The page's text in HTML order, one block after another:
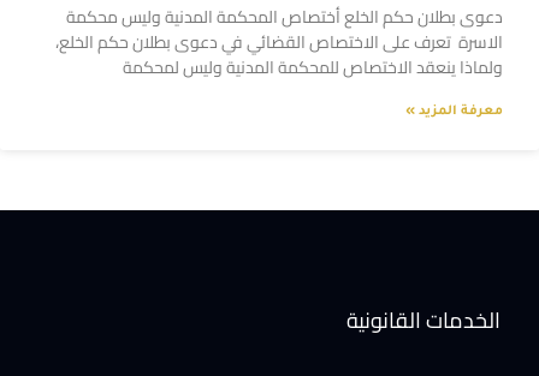
دعوى بطلان حكم الخلع أختصاص المحكمة المدنية وليس محكمة
الاسرة تعرف على الاختصاص القضائي في دعوى بطلان حكم الخلع،
ولماذا ينعقد الاختصاص للمحكمة المدنية وليس لمحكمة
معرفة المزيد »
الخدمات القانونية